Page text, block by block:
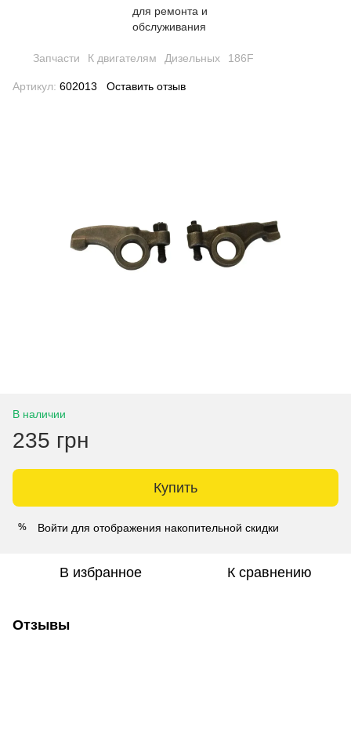
Запчасти К двигателям Дизельных 186F
Артикул: 602013 Оставить отзыв
В наличии
235 грн
Купить
% Войти для отображения накопительной скидки
В избранное К сравнению
Отзывы